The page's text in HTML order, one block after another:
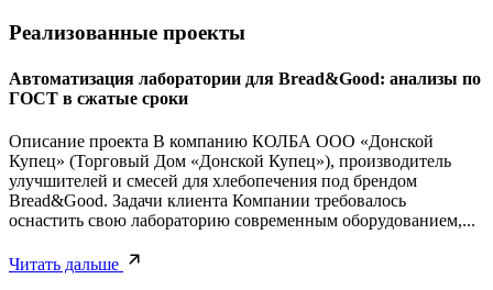
Реализованные проекты
Автоматизация лаборатории для Bread&Good: анализы по
ГОСТ в сжатые сроки
Описание проекта В компанию КОЛБА ООО «Донской
Купец» (Торговый Дом «Донской Купец»), производитель
улучшителей и смесей для хлебопечения под брендом
Bread&Good. Задачи клиента Компании требовалось
оснастить свою лабораторию современным оборудованием,...
Читать дальше